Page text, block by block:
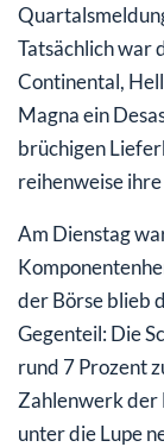
Mein Fazit
Tatsächlich war
Continental,
Magna ein
brüchigen
reihenweise
Am Dienstag
der Börse blieb
Gegenteil: Die
rund 7 Prozent
Zahlenwerk der
unter die Lupe